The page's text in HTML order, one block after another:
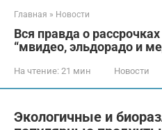
Главная » Новости
Вся правда о
“мвидео, эльдорадо и
На чтение: 21 мин Новости
Экологичные и